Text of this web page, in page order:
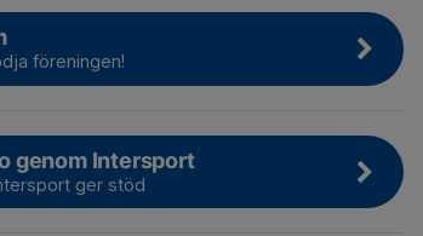
föreningen!
genom Intersport
ger stöd